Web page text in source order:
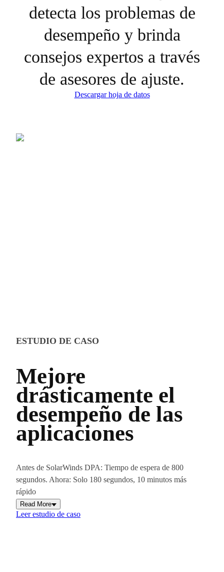
detecta los problemas de
desempeño y brinda
consejos expertos a través
de asesores de ajuste.
Descargar hoja de datos
ESTUDIO DE CASO
Mejore
drásticamente el
desempeño de las
aplicaciones
Antes de SolarWinds DPA: Tiempo de espera de 800
segundos. Ahora: Solo 180 segundos, 10 minutos más
rápido
Read More
Leer estudio de caso